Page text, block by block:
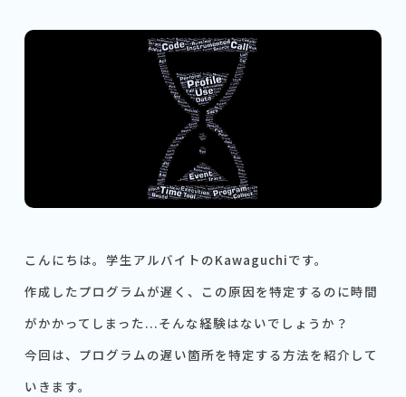
こんにちは。学生アルバイトのKawaguchiです。
作成したプログラムが遅く、この原因を特定するのに時間
がかかってしまった...そんな経験はないでしょうか？
今回は、プログラムの遅い箇所を特定する方法を紹介して
いきます。